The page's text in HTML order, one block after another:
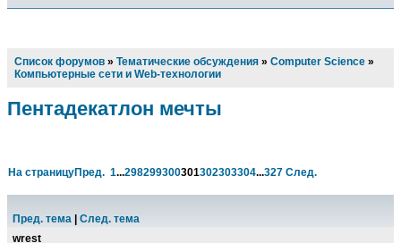
Список форумов » Тематические обсуждения » Computer Science »
Компьютерные сети и Web-технологии
Пентадекатлон мечты
На страницуПред. 1...298299300301302303304...327 След.
Пред. тема
След. тема
wrest